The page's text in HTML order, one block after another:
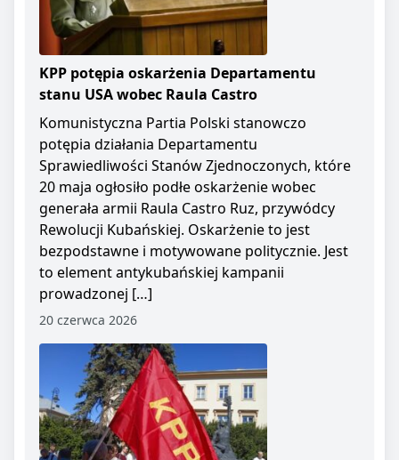
KPP potępia oskarżenia Departamentu
stanu USA wobec Raula Castro
Komunistyczna Partia Polski stanowczo
potępia działania Departamentu
Sprawiedliwości Stanów Zjednoczonych, które
20 maja ogłosiło podłe oskarżenie wobec
generała armii Raula Castro Ruz, przywódcy
Rewolucji Kubańskiej. Oskarżenie to jest
bezpodstawne i motywowane politycznie. Jest
to element antykubańskiej kampanii
prowadzonej […]
20 czerwca 2026